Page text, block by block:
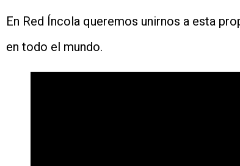
En Red Íncola queremos unirnos a esta
en todo el mundo.